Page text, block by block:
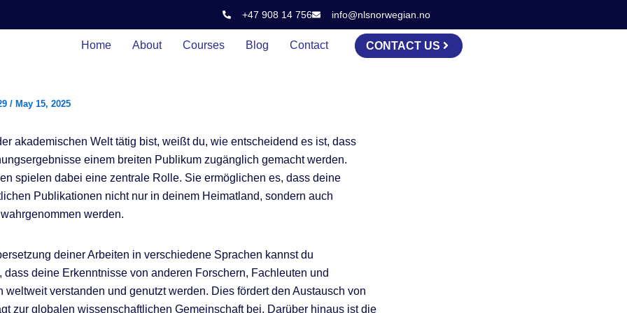
+47 908 14 756 info@nlsnorwegian.no
Home About Courses Blog Contact CONTACT US
/ May 15, 2025
akademischen Welt tätig bist, weißt du, wie entscheidend es ist, dass
einem breiten Publikum zugänglich gemacht werden.
spielen dabei eine zentrale Rolle. Sie ermöglichen es, dass deine
Publikationen nicht nur in deinem Heimatland, sondern auch
werden.
deiner Arbeiten in verschiedene Sprachen kannst du
dass deine Erkenntnisse von anderen Forschern, Fachleuten und
weltweit verstanden und genutzt werden. Dies fördert den Austausch von
zur globalen wissenschaftlichen Gemeinschaft bei. Darüber hinaus ist die